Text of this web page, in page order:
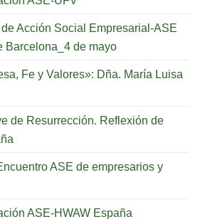
Acción Social Empresarial-ASE
Barcelona_4 de mayo
Fe y Valores»: Dña. María Luisa
de Resurrección. Reflexión de
ASE de empresarios y
ASE-HWAW España